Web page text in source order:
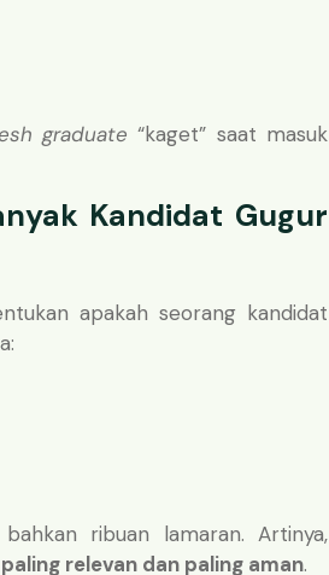
graduate “kaget” saat masuk
Kandidat Gugur
apakah seorang kandidat
ribuan lamaran. Artinya,
relevan dan paling aman.